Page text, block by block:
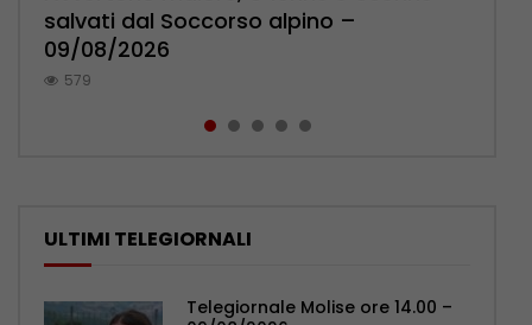
salvati dal Soccorso alpino –
09/08/2026
579
Marco Di Marcello a Katmandu –
09/08/2026
534
Carpinone – 09/08/2026
539
contro il Celta Vigo – 09/08/2026
349
pressa la sindaca Forte – 09/08/2026
1.4K
ULTIMI TELEGIORNALI
Telegiornale Molise ore 14.00 –